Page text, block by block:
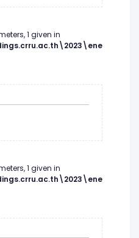
1 given in
1 given in